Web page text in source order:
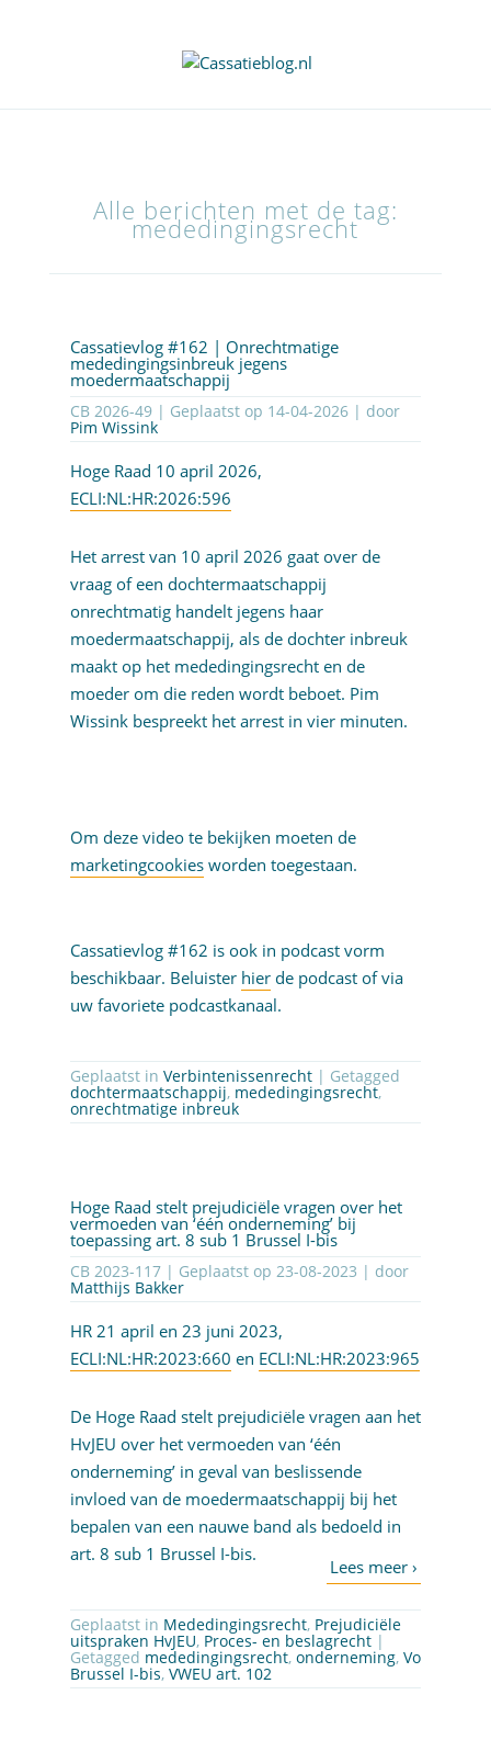
Alle berichten met de tag:
mededingingsrecht
Cassatievlog #162 | Onrechtmatige
mededingingsinbreuk jegens
moedermaatschappij
CB 2026-49 | Geplaatst op 14-04-2026| door
Pim Wissink
Hoge Raad 10 april 2026,
ECLI:NL:HR:2026:596
Het arrest van 10 april 2026 gaat over de
vraag of een dochtermaatschappij
onrechtmatig handelt jegens haar
moedermaatschappij, als de dochter inbreuk
maakt op het mededingingsrecht en de
moeder om die reden wordt beboet. Pim
Wissink bespreekt het arrest in vier minuten.
Om deze video te bekijken moeten de
marketingcookiesworden toegestaan.
Cassatievlog #162 is ook in podcast vorm
beschikbaar. Beluister hierde podcast of via
uw favoriete podcastkanaal.
Geplaatst in Verbintenissenrecht | Getagged
dochtermaatschappij, mededingingsrecht,
onrechtmatige inbreuk
Hoge Raad stelt prejudiciële vragen over het
vermoeden van ‘één onderneming’ bij
toepassing art. 8 sub 1 Brussel I-bis
CB 2023-117 | Geplaatst op 23-08-2023 | door
Matthijs Bakker
HR 21 april en 23 juni 2023,
ECLI:NL:HR:2023:660 en ECLI:NL:HR:2023:965
De Hoge Raad stelt prejudiciële vragen aan het
HvJEU over het vermoeden van ‘één
onderneming’ in geval van beslissende
invloed van de moedermaatschappij bij het
bepalen van een nauwe band als bedoeld in
art. 8 sub 1 Brussel I-bis.
Geplaatst in Mededingingsrecht, Prejudiciële
uitspraken HvJEU, Proces- en beslagrecht|
Getagged mededingingsrecht, onderneming, Vo
Brussel I-bis, VWEU art. 102